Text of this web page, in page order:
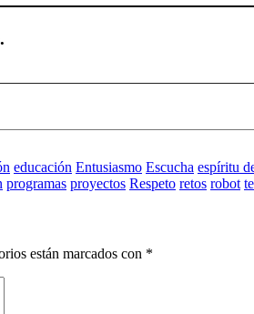
educación Entusiasmo Escucha espíritu
programas proyectos Respeto retos robot
están marcados con *